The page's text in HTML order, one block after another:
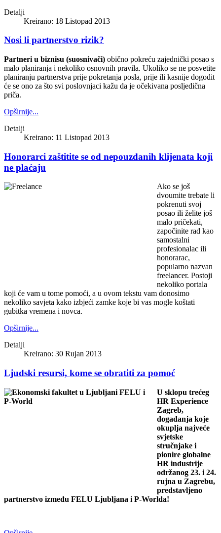
Detalji
Kreirano: 18 Listopad 2013
Nosi li partnerstvo rizik?
Partneri u biznisu (suosnivači) obično pokreću zajednički posao s
malo planiranja i nekoliko osnovnih pravila. Ukoliko se ne posvetite
planiranju partnerstva prije pokretanja posla, prije ili kasnije dogodit
će se ono za što svi poslovnjaci kažu da je očekivana posljedična
priča.
Opširnije...
Detalji
Kreirano: 11 Listopad 2013
Honorarci zaštitite se od nepouzdanih klijenata koji
ne plaćaju
Ako se još
dvoumite trebate li
pokrenuti svoj
posao ili želite još
malo pričekati,
započinite rad kao
samostalni
profesionalac ili
honorarac,
popularno nazvan
freelancer. Postoji
nekoliko portala
koji će vam u tome pomoći, a u ovom tekstu vam donosimo
nekoliko savjeta kako izbjeći zamke koje bi vas mogle koštati
gubitka vremena i novca.
Opširnije...
Detalji
Kreirano: 30 Rujan 2013
Ljudski resursi, kome se obratiti za pomoć
U sklopu trećeg
HR Experience
Zagreb,
događanja koje
okuplja najveće
svjetske
stručnjake i
pionire globalne
HR industrije
održanog 23. i 24.
rujna u Zagrebu,
predstavljeno
partnerstvo između FELU Ljubljana i P-Worlda!